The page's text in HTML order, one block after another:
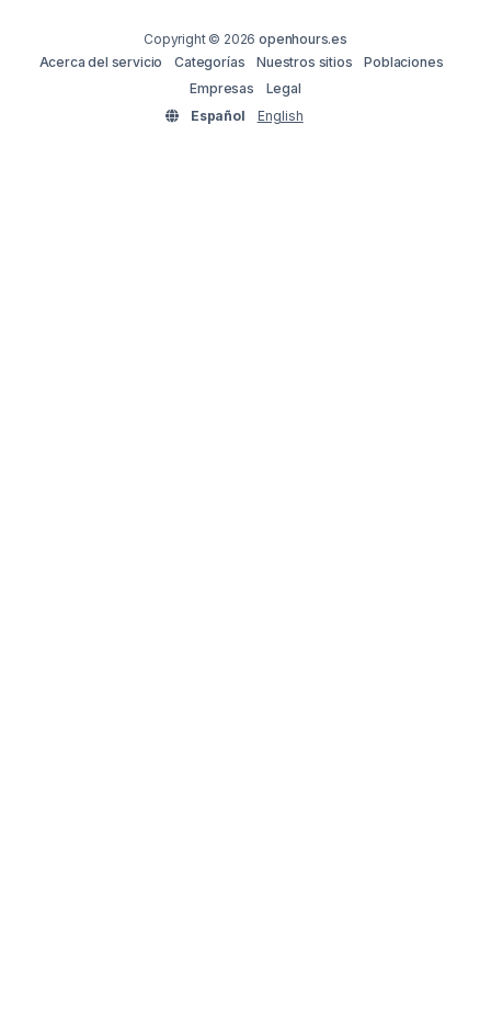
Copyright © 2026openhours.es
Acerca del servicio
Categorías Nuestros sitios
Poblaciones
Empresas
Legal
Español
English